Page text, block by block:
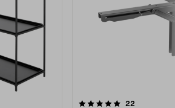
22
4.5 viidestä